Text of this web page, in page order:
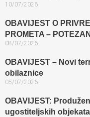
10/07/2026
OBAVIJEST O
PROMETA –
08/07/2026
OBAVIJEST – Novi
obilaznice​
05/07/2026
OBAVIJEST:
ugostiteljskih